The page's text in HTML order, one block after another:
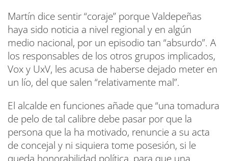
Martín dice sentir “coraje” porque Valdepeñas
haya sido noticia a nivel regional y en algún
medio nacional, por un episodio tan “absurdo”. A
los responsables de los otros grupos implicados,
Vox y UxV, les acusa de haberse dejado meter en
un lío, del que salen “relativamente mal”.
El alcalde en funciones añade que “una tomadura
de pelo de tal calibre debe pasar por que la
persona que la ha motivado, renuncie a su acta
de concejal y ni siquiera tome posesión, si le
queda honorabilidad política, para que una